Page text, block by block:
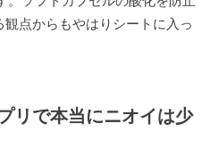
点からもやはりシートに入っ
リで本当にニオイは少